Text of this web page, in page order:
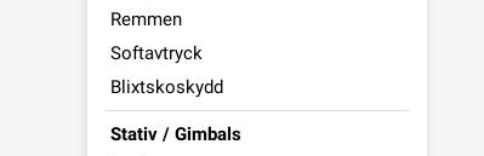
Remmen
Softavtryck
Blixtskoskydd
Stativ / Gimbals